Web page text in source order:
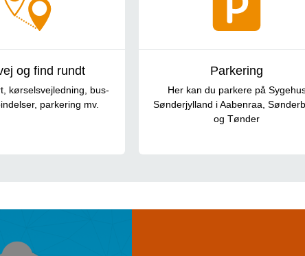
og find rundt
kørselsvejledning, bus-
parkering mv.
Parkering
Her kan du parkere på
Sønderjylland i Aabenraa,
og Tønder